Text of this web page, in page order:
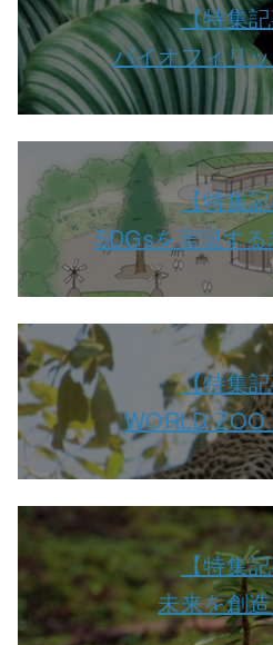
【特集
バイオフィリ
【特集
SDGsを実現す
【特集
WORLD
【特集
未来を創